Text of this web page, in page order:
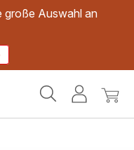
große Auswahl an
Mein
Mein